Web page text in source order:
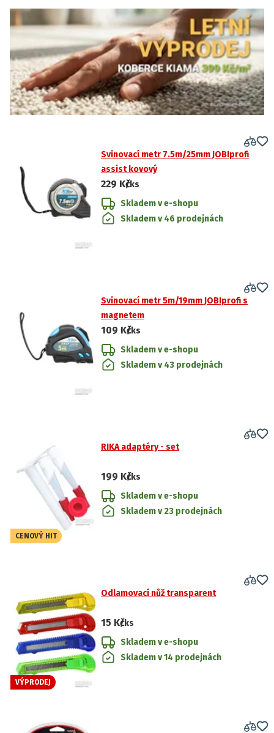
Svinovací metr 7.5m/25mm JOBIprofi
assist kovový
229 Kč/ks
Skladem v e-shopu
Skladem v 46 prodejnách
Svinovací metr 5m/19mm JOBIprofi s
magnetem
109 Kč/ks
Skladem v e-shopu
Skladem v 43 prodejnách
CENOVÝ HIT
RIKA adaptéry - set
199 Kč/ks
Skladem v e-shopu
Skladem v 23 prodejnách
VÝPRODEJ
Odlamovací nůž transparent
15 Kč/ks
Skladem v e-shopu
Skladem v 14 prodejnách